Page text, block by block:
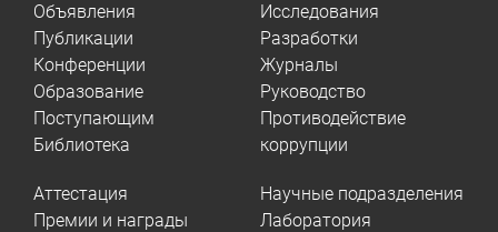
Объявления
Публикации
Конференции
Образование
Поступающим
Библиотека
Исследования
Разработки
Журналы
Руководство
Противодействие
коррупции
Аттестация
Премии и награды
Научные подразделения
Лаборатория